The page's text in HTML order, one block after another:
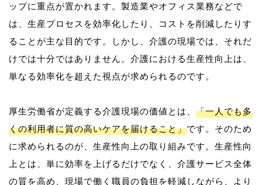
ップに重点が置かれます。製造業やオフィス業務などで
は、生産プロセスを効率化したり、コストを削減したりす
ることが主な目的です。しかし、介護の現場では、それだ
けでは十分ではありません。介護における生産性向上は、
単なる効率化を超えた視点が求められるのです。
厚生労働省が定義する介護現場の価値とは、 「一人でも多
くの利用者に質の高いケアを届けること」です。そのため
に求められるのが、生産性向上の取り組みです。生産性向
上とは、単に効率を上げるだけでなく、介護サービス全体
の質を高め、現場で働く職員の負担を軽減しながら、より